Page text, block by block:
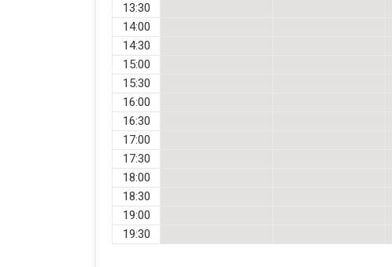
13:30
14:00
14:30
15:00
15:30
16:00
16:30
17:00
17:30
18:00
18:30
19:00
19:30